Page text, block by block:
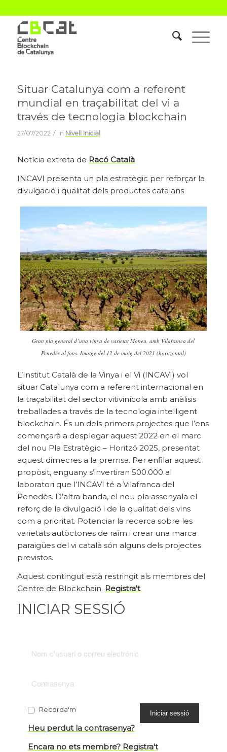
Situar Catalunya com a referent
mundial en traçabilitat del vi a
través de tecnologia blockchain
27/07/2022 / in Nivell Inicial
Notícia extreta de Racó Català
INCAVI presenta un pla estratègic per reforçar la
divulgació i qualitat dels productes catalans
Gran pla general d’una vinya de varietat Moneu, amb Vilafranca del
Penedès al fons. Imatge del 12 de maig del 2021 (horitzontal)
L’Institut Català de la Vinya i el Vi (INCAVI) vol
situar Catalunya com a referent internacional en
la traçabilitat del sector vitivinícola amb anàlisis
treballades a través de la tecnologia intel·ligent
blockchain. És un dels primers projectes que l’ens
començarà a desplegar aquest 2022 en el marc
del nou Pla Estratègic – Horitzó 2025, presentat
aquest dimecres a la premsa. Per enfilar aquest
propòsit, enguany s’invertiran 500.000 al
laboratori que l’INCAVI té a Vilafranca del
Penedès. D’altra banda, el nou pla assenyala el
reforç de la divulgació i de la qualitat dels vins
com a prioritat. Potenciar la recerca sobre les
varietats autòctones de raïm i crear una marca
paraigües del vi català són alguns dels projectes
previstos.
Aquest contingut està restringit als membres del
Centre de Blockchain. Registra't
INICIAR SESSIÓ
Recorda'm
Heu perdut la contrasenya?
Encara no ets membre? Registra't